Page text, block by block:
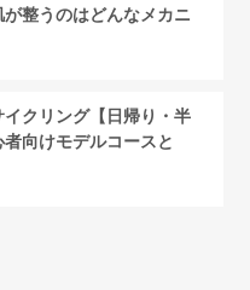
が整うのはどんなメカニ
イクリング【日帰り・半
者向けモデルコースと